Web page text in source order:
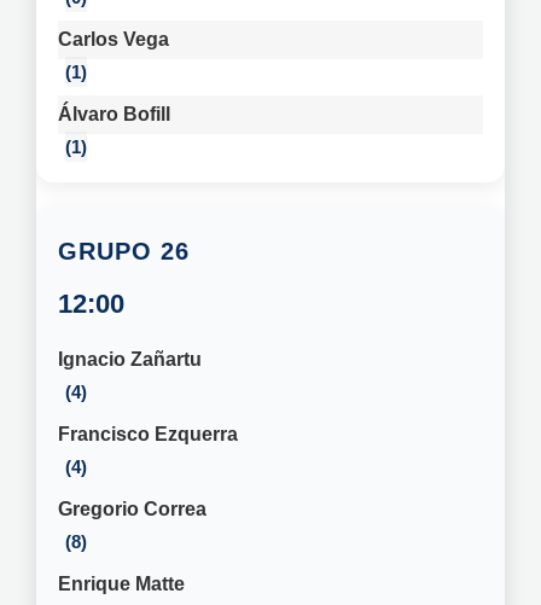
Carlos Vega
1
Álvaro Bofill
1
26
12:00
Ignacio Zañartu
4
Francisco Ezquerra
4
Gregorio Correa
8
Enrique Matte